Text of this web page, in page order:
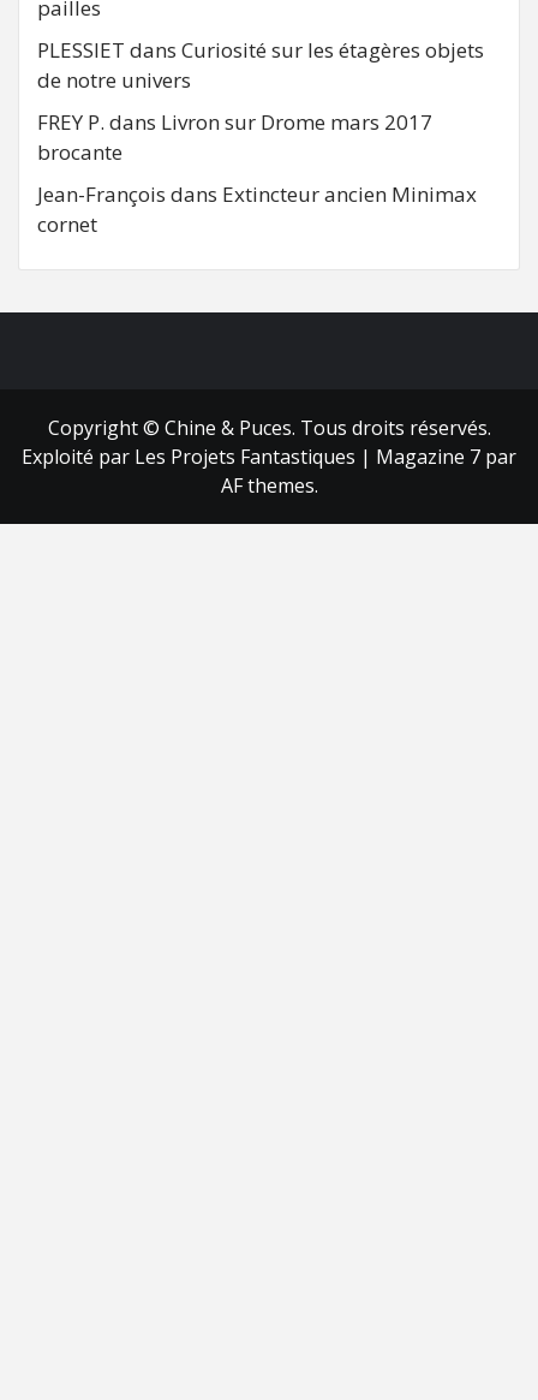
pailles
PLESSIET dans Curiosité sur les étagères objets
de notre univers
FREY P. dans Livron sur Drome mars 2017
brocante
Jean-François dans Extincteur ancien Minimax
cornet
Copyright © Chine & Puces. Tous droits réservés.
Exploité par Les Projets Fantastiques | Magazine 7 par
AF themes.